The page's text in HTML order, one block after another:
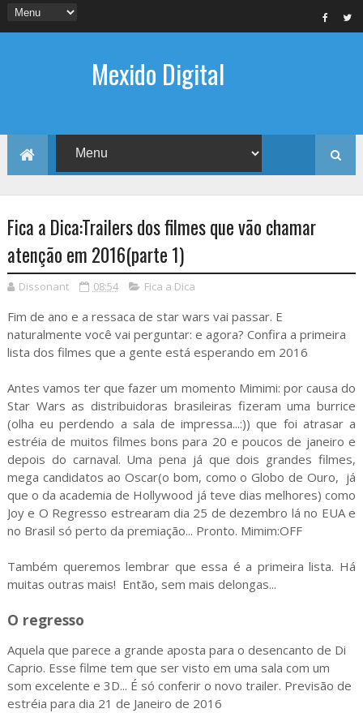
Mexido Digital
Fica a Dica:Trailers dos filmes que vão chamar
atenção em 2016(parte 1)
Dissonant 08:54 Fica a Dica
Fim de ano e a ressaca de star wars vai passar. E
naturalmente você vai perguntar: e agora? Confira a primeira
lista dos filmes que a gente está esperando em 2016
Antes vamos ter que fazer um momento Mimimi: por causa do
Star Wars as distribuidoras brasileiras fizeram uma burrice
(olha eu perdendo a sala de impressa...:)) que foi atrasar a
estréia de muitos filmes bons para 20 e poucos de janeiro e
depois do carnaval. Uma pena já que dois grandes filmes,
mega candidatos ao Oscar(o bom, como o Globo de Ouro, já
que o da academia de Hollywood já teve dias melhores) como
Joy e O Regresso estrearam dia 25 de dezembro lá no EUA e
no Brasil só perto da premiação... Pronto. Mimim:OFF
Também queremos lembrar que essa é a primeira lista. Há
muitas outras mais! Então, sem mais delongas...
O regresso
Aquela que parece a grande aposta para o desencanto de Di
Caprio. Esse filme tem que ser visto em uma sala com um
som excelente e 3D... É só conferir o novo trailer. Previsão de
estréia para dia 21 de Janeiro de 2016